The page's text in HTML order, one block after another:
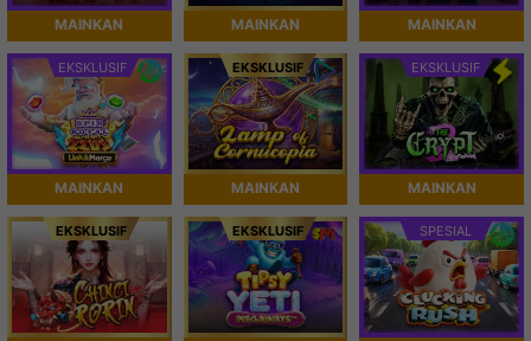
MAINKAN MAINKAN MAINKAN
EKSKLUSIF
MAINKAN
EKSKLUSIF
MAINKAN
EKSKLUSIF
MAINKAN
EKSKLUSIF EKSKLUSIF SPESIAL